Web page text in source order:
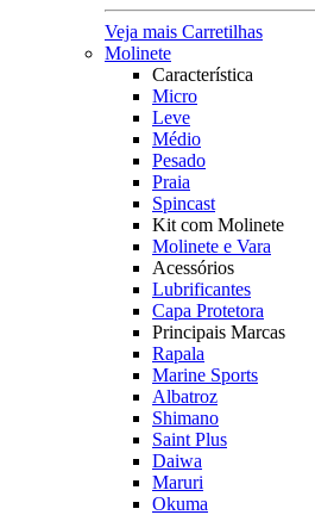
Veja mais Carretilhas
Molinete
Característica
Micro
Leve
Médio
Pesado
Praia
Spincast
Kit com Molinete
Molinete e Vara
Acessórios
Lubrificantes
Capa Protetora
Principais Marcas
Rapala
Marine Sports
Albatroz
Shimano
Saint Plus
Daiwa
Maruri
Okuma